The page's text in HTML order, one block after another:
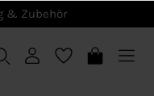
& Zubehör